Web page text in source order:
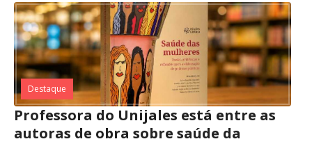
Destaque
Professora do Unijales está entre as
autoras de obra sobre saúde da